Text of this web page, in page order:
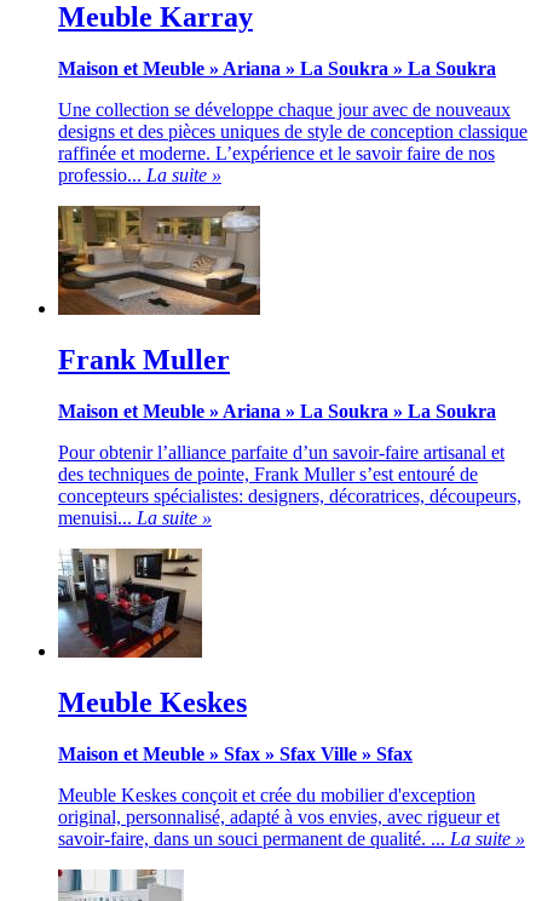
Meuble Karray
Maison et Meuble » Ariana » La Soukra » La Soukra
Une collection se développe chaque jour avec de nouveaux
designs et des pièces uniques de style de conception classique
raffinée et moderne. L’expérience et le savoir faire de nos
professio... La suite »
Frank Muller
Maison et Meuble » Ariana » La Soukra » La Soukra
Pour obtenir l’alliance parfaite d’un savoir-faire artisanal et
des techniques de pointe, Frank Muller s’est entouré de
concepteurs spécialistes: designers, décoratrices, découpeurs,
menuisi... La suite »
Meuble Keskes
Maison et Meuble » Sfax » Sfax Ville » Sfax
Meuble Keskes conçoit et crée du mobilier d'exception
original, personnalisé, adapté à vos envies, avec rigueur et
savoir-faire, dans un souci permanent de qualité. ... La suite »